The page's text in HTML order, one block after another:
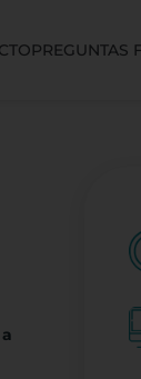
PREGUNTAS